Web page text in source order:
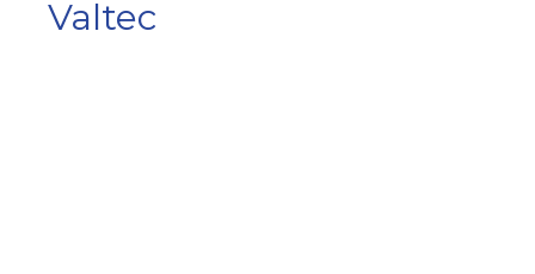
Valtec